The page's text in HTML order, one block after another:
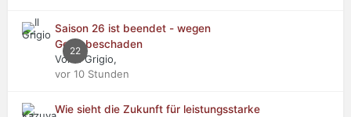
22
Saison 26 ist beendet - wegen
Getriebeschaden
Von Il Grigio,
vor 10 Stunden
Wie sieht die Zukunft für leistungsstarke